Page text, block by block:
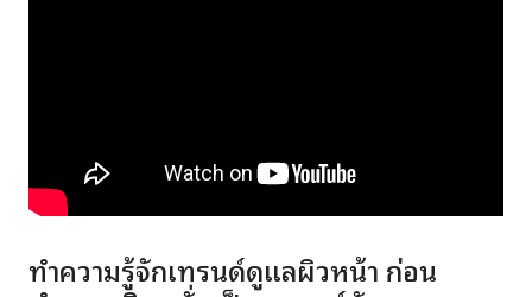
ทำความรู้จักเทรนด์ดูแลผิวหน้า ก่อน